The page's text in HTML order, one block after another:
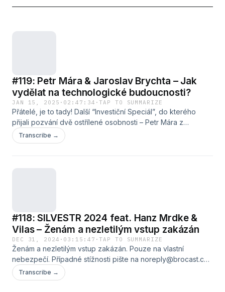
#119: Petr Mára & Jaroslav Brychta – Jak
vydělat na technologické budoucnosti?
JAN 15, 2025 · 02:47:34 ·TAP TO SUMMARIZE
Přátelé, je to tady! Další “Investiční Speciál”, do kterého
přijali pozvání dvě ostřílené osobnosti – Petr Mára z
internetů a Jaroslav Brychta z XTB. Hlavním tématem byla
blízká technologická budoucnost (umělá inteligence,
Transcribe →
#118: SILVESTR 2024 feat. Hanz Mrdke &
Vilas – Ženám a nezletilým vstup zakázán
DEC 31, 2024 · 03:15:47 ·TAP TO SUMMARIZE
Ženám a nezletilým vstup zakázán. Pouze na vlastní
nebezpečí. Případné stížnosti pište na noreply@brocast.cz.
&#160; 🎧 &#124; SLEDUJTE NÁS Instagram:
https://instagram.com/brocastcz/ Facebook:
Transcribe →